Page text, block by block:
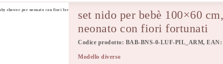
shower per neonato con fiori fortunatiset nido per bebè 100×60
neonato con fiori fortunati
Codice prodotto: BAB-BNS-0-LUF-PIL_ARM, EAN:
Modello diverso